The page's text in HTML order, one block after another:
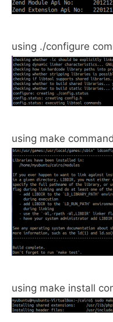
using ./configure
using make
using make install